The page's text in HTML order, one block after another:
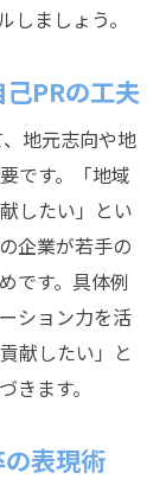
ましょう。
PRの工夫
地元志向や地
です。「地域
したい」とい
企業が若手の
です。具体例
ション力を活
献したい」と
ます。
表現術